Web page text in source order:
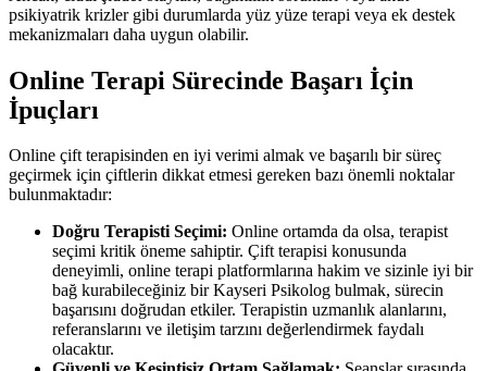
psikiyatrik krizler gibi durumlarda yüz yüze terapi veya ek destek
mekanizmaları daha uygun olabilir.
Online Terapi Sürecinde Başarı İçin
İpuçları
Online çift terapisinden en iyi verimi almak ve başarılı bir süreç
geçirmek için çiftlerin dikkat etmesi gereken bazı önemli noktalar
bulunmaktadır:
Doğru Terapisti Seçimi: Online ortamda da olsa, terapist
seçimi kritik öneme sahiptir. Çift terapisi konusunda
deneyimli, online terapi platformlarına hakim ve sizinle iyi bir
bağ kurabileceğiniz bir Kayseri Psikolog bulmak, sürecin
başarısını doğrudan etkiler. Terapistin uzmanlık alanlarını,
referanslarını ve iletişim tarzını değerlendirmek faydalı
olacaktır.